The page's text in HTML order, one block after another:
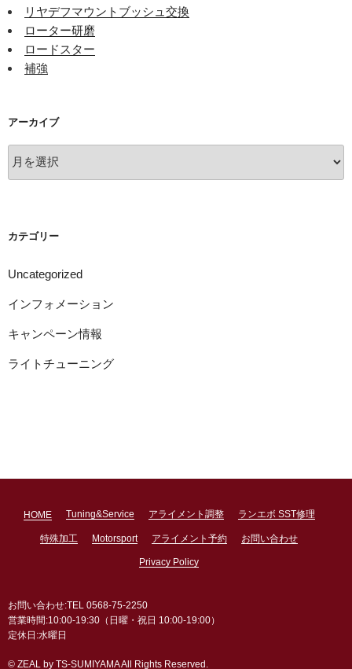
リヤデフマウントブッシュ交換
ローター研磨
ロードスター
補強
アーカイブ
ー
カテゴリー
Uncategorized
インフォメーション
キャンペーン情報
ライトチューニング
HOME Tuning&Service アライメント調整 ランエボ SST修理
特殊加工 Motorsport アライメント予約 お問い合わせ
Privacy Policy
お問い合わせ:TEL 0568-75-2250
営業時間:10:00-19:30（日曜・祝日 10:00-19:00）
定休日:水曜日
© ZEAL by TS-SUMIYAMA All Rights Reserved.